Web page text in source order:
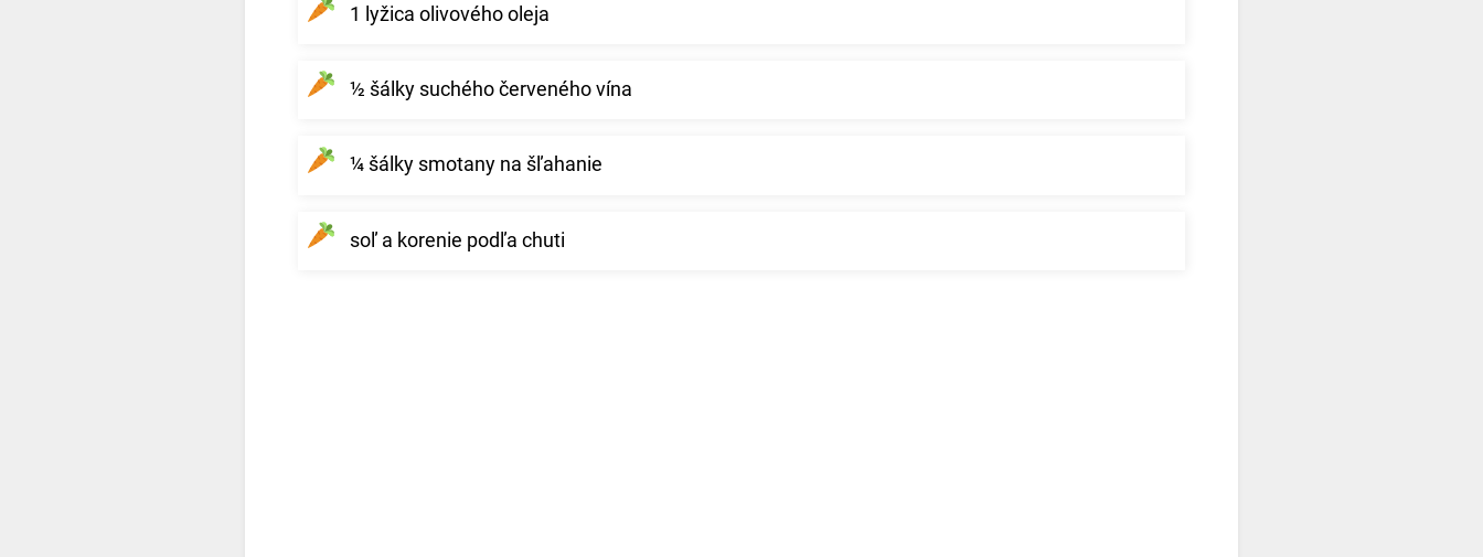
1 lyžica olivového oleja
½ šálky suchého červeného vína
¼ šálky smotany na šľahanie
soľ a korenie podľa chuti